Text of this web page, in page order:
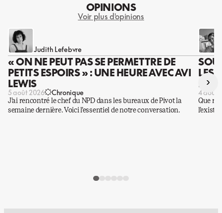
OPINIONS
Voir plus d'opinions
Judith Lefebvre
« ON NE PEUT PAS SE PERMETTRE DE
PETITS ESPOIRS » : UNE HEURE AVEC AVI
LEWIS
5 août 2026 Chronique
J’ai rencontré le chef du NPD dans les bureaux de Pivot la
semaine dernière. Voici l’essentiel de notre conversation.
LES
DES
4 août
Que
›